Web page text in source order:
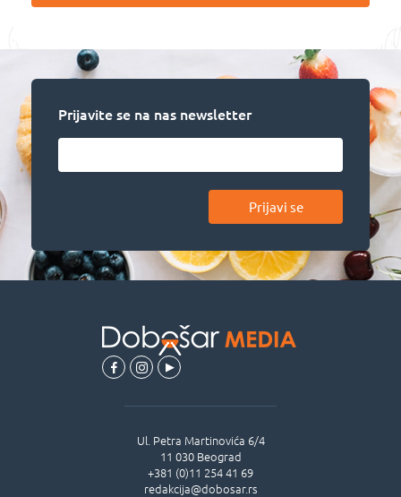
Prijavite se na nas newsletter
Prijavi se
Ul. Petra Martinovića 6/4
11 030 Beograd
+381 (0)11 254 41 69
redakcija@dobosar.rs